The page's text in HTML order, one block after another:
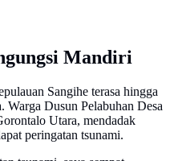
Mandiri
Sangihe terasa hingga
Dusun Pelabuhan Desa
Utara, mendadak
peringatan tsunami.